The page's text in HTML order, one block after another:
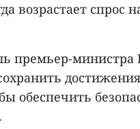
возрастает спрос
премьер-
обеспечить